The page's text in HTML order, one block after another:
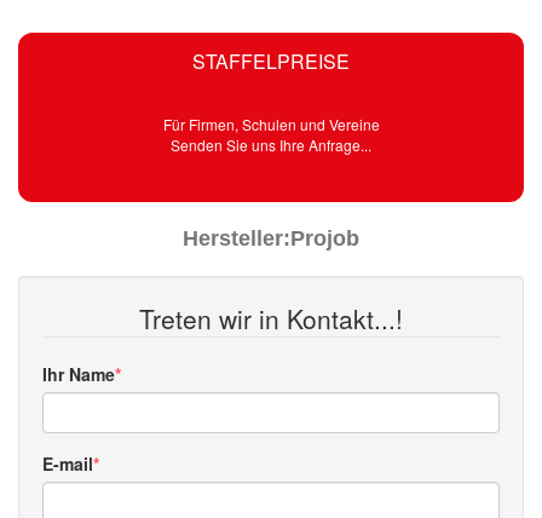
STAFFELPREISE
Für Firmen, Schulen und Vereine
Senden Sie uns Ihre Anfrage...
Hersteller:Projob
Treten wir in Kontakt...!
Ihr Name
E-mail